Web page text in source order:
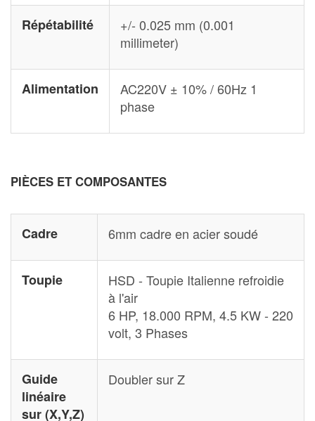
Répétabilité
+/- 0.025 mm (0.001
millimeter)
Alimentation
AC220V ± 10% / 60Hz 1
phase
PIÈCES ET COMPOSANTES
Cadre 6mm cadre en acier soudé
Toupie
HSD - Toupie Italienne refroidie
à l'air
6 HP, 18.000 RPM, 4.5 KW - 220
volt, 3 Phases
Guide
linéaire
sur (X,Y,Z)
Doubler sur Z